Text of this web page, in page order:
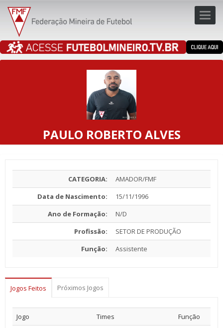
PAULO ROBERTO ALVES
CATEGORIA:
AMADOR/FMF
Data de Nascimento:
15/11/1996
Ano de Formação:
N/D
Profissão:
SETOR DE PRODUÇÃO
Função:
Assistente
Jogos Feitos Próximos Jogos
Jogo Times Função